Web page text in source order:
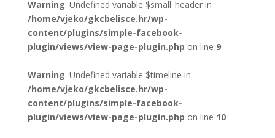
Warning: Undefined variable $small_header in
/home/vjeko/gkcbelisce.hr/wp-
content/plugins/simple-facebook-
plugin/views/view-page-plugin.php on line 9
Warning: Undefined variable $timeline in
/home/vjeko/gkcbelisce.hr/wp-
content/plugins/simple-facebook-
plugin/views/view-page-plugin.php on line 10